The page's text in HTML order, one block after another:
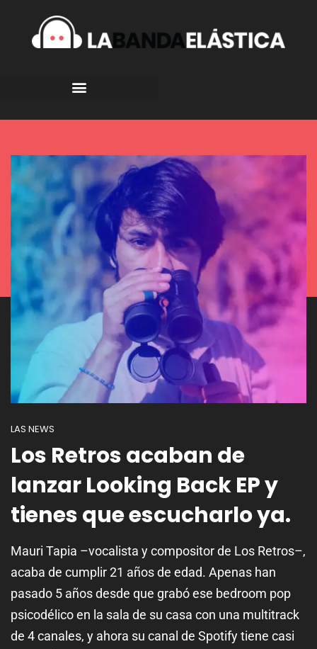
LAS NEWS
Los Retros acaban de
lanzar Looking Back EP y
tienes que escucharlo ya.
Mauri Tapia –vocalista y compositor de Los Retros–,
acaba de cumplir 21 años de edad. Apenas han
pasado 5 años desde que grabó ese bedroom pop
psicodélico en la sala de su casa con una multitrack
de 4 canales, y ahora su canal de Spotify tiene casi